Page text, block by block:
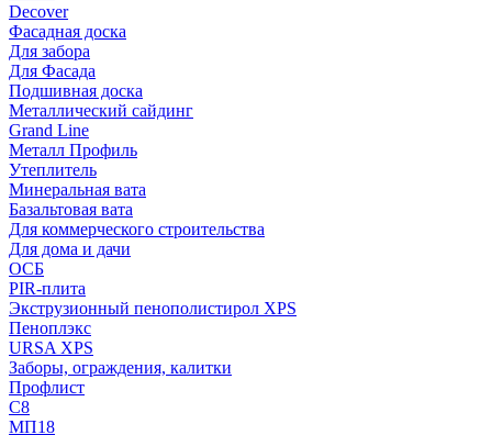
Decover
Фасадная доска
Для забора
Для Фасада
Подшивная доска
Металлический сайдинг
Grand Line
Металл Профиль
Утеплитель
Минеральная вата
Базальтовая вата
Для коммерческого строительства
Для дома и дачи
ОСБ
PIR-плита
Экструзионный пенополистирол XPS
Пеноплэкс
URSA XPS
Заборы, ограждения, калитки
Профлист
С8
МП18